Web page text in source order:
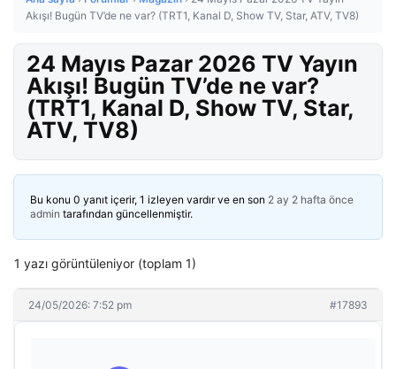
Akışı! Bugün TV’de ne var? (TRT1, Kanal D, Show TV, Star, ATV, TV8)
24 Mayıs Pazar 2026 TV Yayın
Akışı! Bugün TV’de ne var?
(TRT1, Kanal D, Show TV, Star,
ATV, TV8)
Bu konu 0 yanıt içerir, 1 izleyen vardır ve en son 2 ay 2 hafta önce
admin tarafından güncellenmiştir.
1 yazı görüntüleniyor (toplam 1)
24/05/2026: 7:52 pm #17893